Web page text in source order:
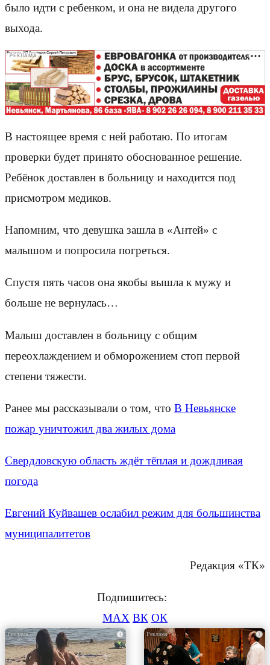
было идти с ребенком, и она не видела другого
выхода.
РЕКЛАМА
В настоящее время с ней работаю. По итогам
проверки будет принято обоснованное решение.
Ребёнок доставлен в больницу и находится под
присмотром медиков.
Напомним, что девушка зашла в «Антей» с
малышом и попросила погреться.
Спустя пять часов она якобы вышла к мужу и
больше не вернулась…
Малыш доставлен в больницу с общим
переохлаждением и обморожением стоп первой
степени тяжести.
Ранее мы рассказывали о том, что В Невьянске
пожар уничтожил два жилых дома
Свердловскую область ждёт тёплая и дождливая
погода
Евгений Куйвашев ослабил режим для большинства
муниципалитетов
Редакция «ТК»
Подпишитесь:
MAX ВК ОК
i i